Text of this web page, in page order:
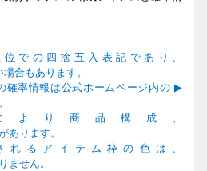
位での四捨五入表記であり、
合もあります。
確率情報は公式ホ ームページ 内の ▶
より商品構成、
あります。
れるアイテム枠の色は、
ません。